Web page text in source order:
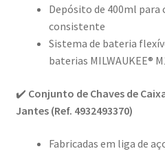
Depósito de 400ml para
consistente
Sistema de bateria
baterias MILWAUKEE®
✔️ Conjunto de Chaves de
Jantes (Ref. 4932493370)
Fabricadas em liga de